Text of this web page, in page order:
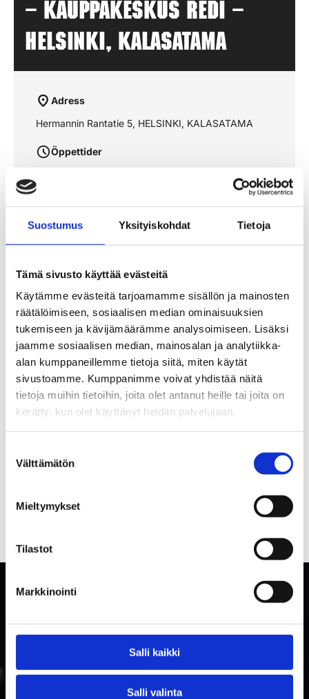
Suostumus Yksityiskohdat Tietoja
Tämä sivusto käyttää evästeitä
Käytämme evästeitä tarjoamamme sisällön ja mainosten
räätälöimiseen, sosiaalisen median ominaisuuksien
tukemiseen ja kävijämäärämme analysoimiseen. Lisäksi
jaamme sosiaalisen median, mainosalan ja analytiikka-
alan kumppaneillemme tietoja siitä, miten käytät
sivustoamme. Kumppanimme voivat yhdistää näitä
tietoja muihin tietoihin, joita olet antanut heille tai joita on
kerätty, kun olet käyttänyt heidän palvelujaan.
valinta
Välttämätön
Mieltymykset
Tilastot
Markkinointi
Salli kaikki
Salli valinta
– KAUPPAKESKUS REDI –
HELSINKI, KALASATAMA
Adress
Hermannin Rantatie 5, HELSINKI, KALASATAMA
Öppettider
Se rutten på kartan